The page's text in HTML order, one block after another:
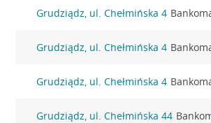
Grudziądz, ul. Chełmińska 4
Grudziądz, ul. Chełmińska 4
Grudziądz, ul. Chełmińska 4
Grudziądz, ul. Chełmińska 44